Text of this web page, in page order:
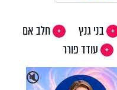
בני גנץ
חלב אם
עודד פורר
🔇